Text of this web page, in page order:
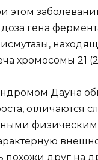
этом
гена
хромосомы 21
Дауна
отличаются
похожи друг на